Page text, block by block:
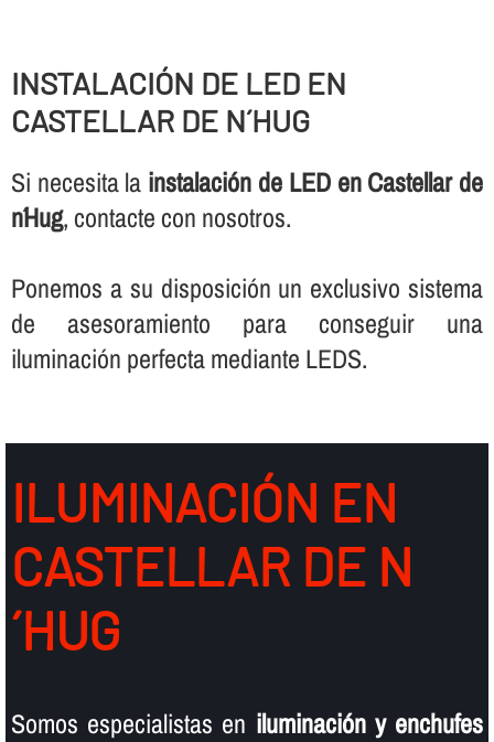
INSTALACIÓN DE LED EN
CASTELLAR DE N´HUG
Si necesita la instalación de LED en Castellar de
n´Hug, contacte con nosotros.
Ponemos a su disposición un exclusivo sistema
de asesoramiento para conseguir una
iluminación perfecta mediante LEDS.
ILUMINACIÓN EN
CASTELLAR DE N
´HUG
Somos especialistas en iluminación y enchufes